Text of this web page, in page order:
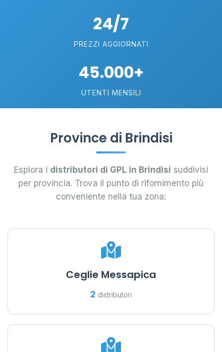
24/7
PREZZI AGGIORNATI
45.000+
UTENTI MENSILI
Province di Brindisi
Esplora i distributori di GPL in Brindisi suddivisi
per provincia. Trova il punto di rifornimento più
conveniente nella tua zona:
Ceglie Messapica
2 distributori